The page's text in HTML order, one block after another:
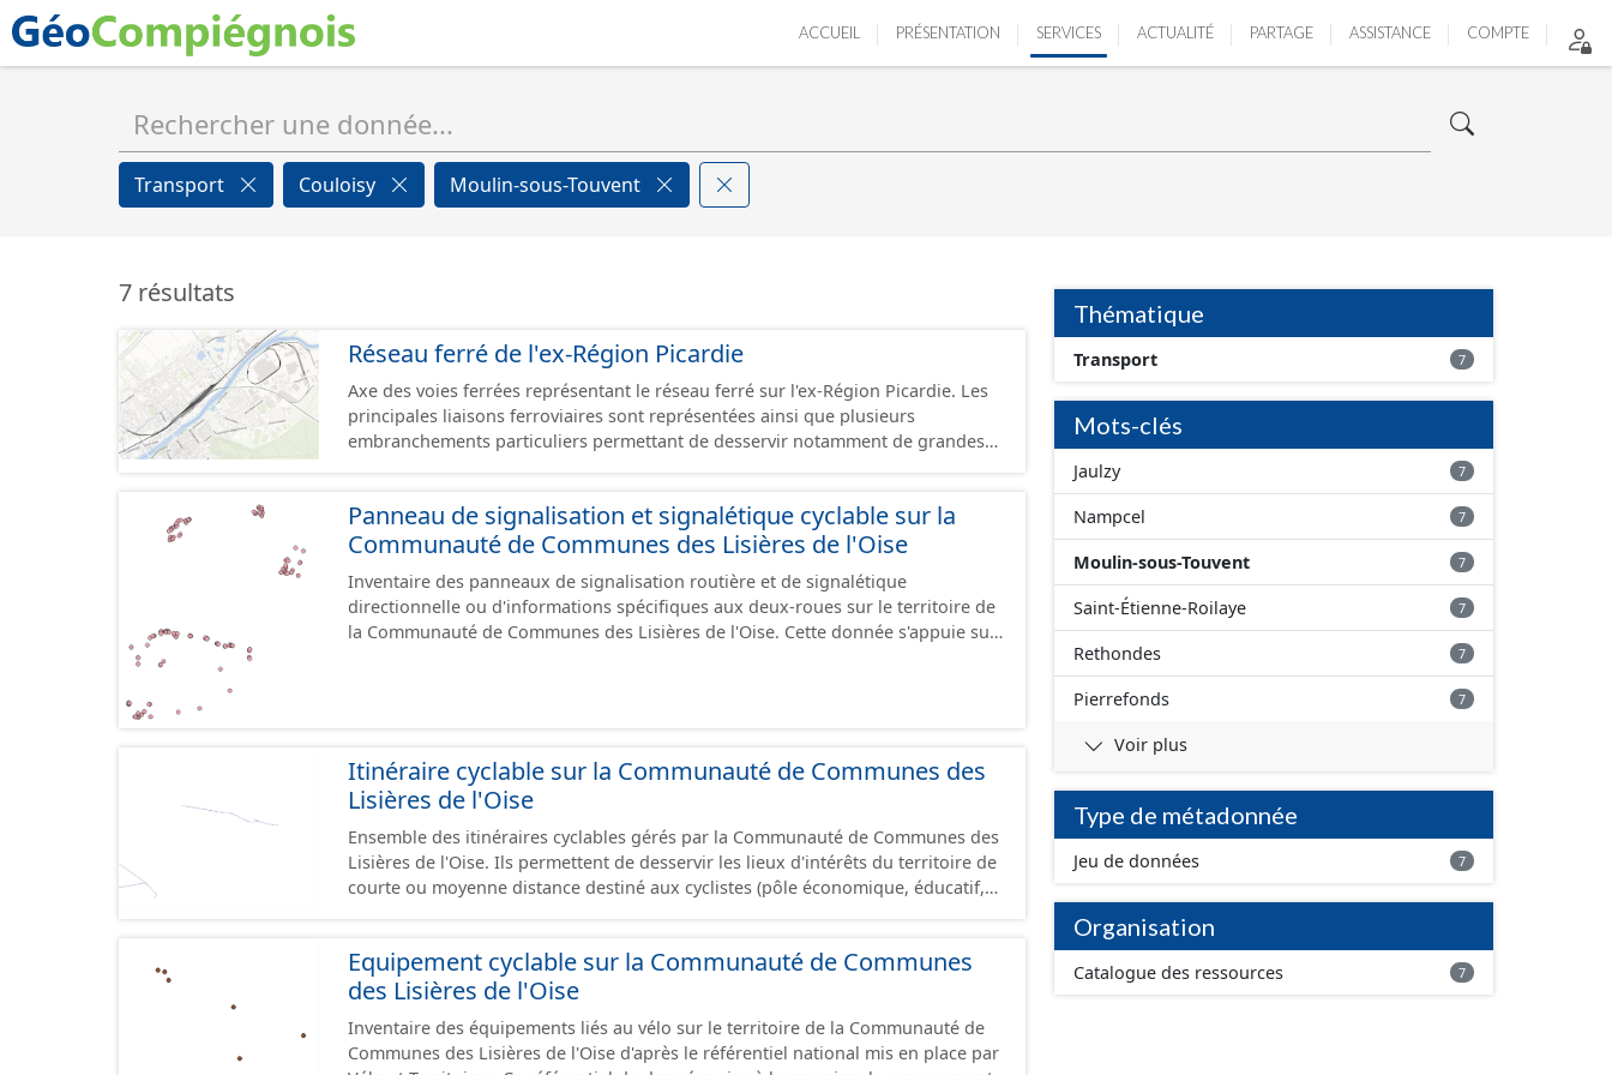
ACCUEIL PRÉSENTATION SERVICES ACTUALITÉ PARTAGE ASSISTANCE COMPTE
Transport Couloisy Moulin-sous-Touvent
7 résultats
Réseau ferré de l'ex-Région Picardie
Axe des voies ferrées représentant le réseau ferré sur l'ex-Région Picardie. Les
principales liaisons ferroviaires sont représentées ainsi que plusieurs
embranchements particuliers permettant de desservir notamment de grandes
Panneau de signalisation et signalétique cyclable sur la
Communauté de Communes des Lisières de l'Oise
Inventaire des panneaux de signalisation routière et de signalétique
directionnelle ou d'informations spécifiques aux deux-roues sur le territoire de
la Communauté de Communes des Lisières de l'Oise. Cette donnée s'appuie sur
Itinéraire cyclable sur la Communauté de Communes des
Lisières de l'Oise
Ensemble des itinéraires cyclables gérés par la Communauté de Communes des
Lisières de l'Oise. Ils permettent de desservir les lieux d'intérêts du territoire de
courte ou moyenne distance destiné aux cyclistes (pôle économique, éducatif,
et en milieu urbain : zone 30, couloir partagé avec les bus, aire piétonne,
bandes cyclables ou jalonnement sur chaussée. Les itinéraires ne sont pas des
parfois ils peuvent emprunter des tronçons de voies non aménagés pour
assurer une continuité. Ce jeu de données comprend uniquement les données
Equipement cyclable sur la Communauté de Communes
des Lisières de l'Oise
Inventaire des équipements liés au vélo sur le territoire de la Communauté de
Communes des Lisières de l'Oise d'après le référentiel national mis en place par
Thématique
Transport 7
Mots-clés
Jaulzy 7
Nampcel 7
Moulin-sous-Touvent 7
Saint-Étienne-Roilaye 7
Rethondes 7
Pierrefonds 7
Voir plus
Type de métadonnée
Jeu de données 7
Organisation
Catalogue des ressources 7